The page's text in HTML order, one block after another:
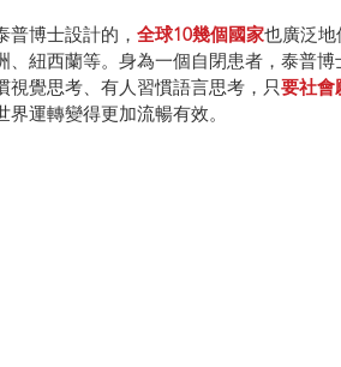
普博士設計的， 全球10幾個國家也廣泛
紐西蘭等。身為一個自閉患者，泰普
視覺思考、有人習慣語言思考，只要社會
界運轉變得更加流暢有效。